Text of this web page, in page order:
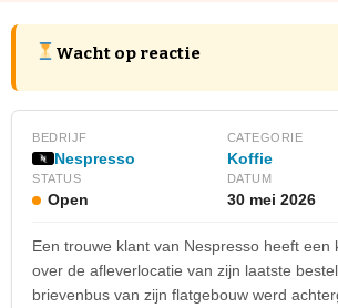
Wacht op reactie
BEDRIJF
Nespresso
CATEGORIE
Koffie
STATUS
Open
DATUM
30 mei 2026
Een trouwe klant van Nespresso heeft een
over de afleverlocatie van zijn laatste
brievenbus van zijn flatgebouw werd